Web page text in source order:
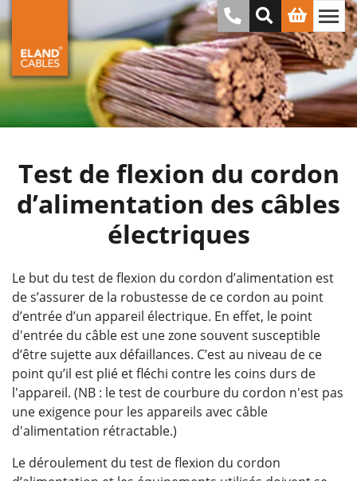
Test de flexion du cordon
d’alimentation des câbles
électriques
Le but du test de flexion du cordon d’alimentation est
de s’assurer de la robustesse de ce cordon au point
d’entrée d’un appareil électrique. En effet, le point
d'entrée du câble est une zone souvent susceptible
d’être sujette aux défaillances. C’est au niveau de ce
point qu’il est plié et fléchi contre les coins durs de
l'appareil. (NB : le test de courbure du cordon n'est pas
une exigence pour les appareils avec câble
d'alimentation rétractable.)
Le déroulement du test de flexion du cordon